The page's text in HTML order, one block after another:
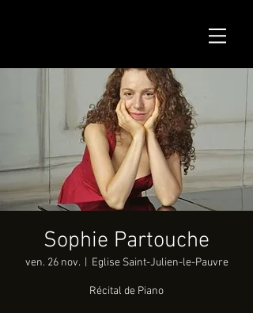
Sophie Partouche
ven. 26 nov.
  |
Eglise Saint-Julien-le-Pauvre
Récital de Piano